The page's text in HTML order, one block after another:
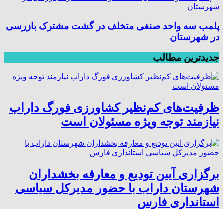
پلمب سه واحد صنفی متخلف در گشت مشترک بازرسی
در شهرستان
جدیدترین مطالب
ظرفیت‌های کم‌نظیر کشاورزی فورگ داراب
نیازمند توجه ویژه مسئولان است
برگزاری آیین تودیع و معارفه بخشداران
شهرستان داراب با حضور مدیرکل سیاسی
استانداری فارس